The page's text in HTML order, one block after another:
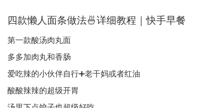
四款懒人面条做法🍜详细教程｜快手早餐
第一款酸汤肉丸面
多多加肉丸和香肠
爱吃辣的小伙伴自行➕老干妈或者红油
酸酸辣辣的超级开胃